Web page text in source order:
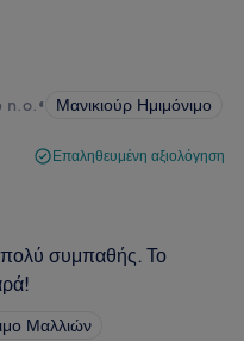
n.o.• Μανικιούρ Ημιμόνιμο
Επαληθευμένη αξιολόγηση
συμπαθής. Το
Μαλλιών